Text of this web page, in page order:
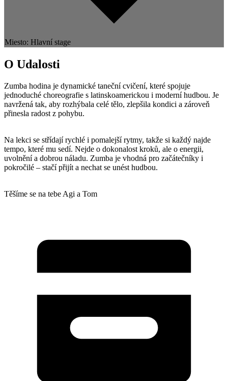
Miesto: Hlavní stage
O Udalosti
Zumba hodina je dynamické taneční cvičení, které spojuje
jednoduché choreografie s latinskoamerickou i moderní hudbou. Je
navržená tak, aby rozhýbala celé tělo, zlepšila kondici a zároveň
přinesla radost z pohybu.
Na lekci se střídají rychlé i pomalejší rytmy, takže si každý najde
tempo, které mu sedí. Nejde o dokonalost kroků, ale o energii,
uvolnění a dobrou náladu. Zumba je vhodná pro začátečníky i
pokročilé – stačí přijít a nechat se unést hudbou.
Těšíme se na tebe Agi a Tom